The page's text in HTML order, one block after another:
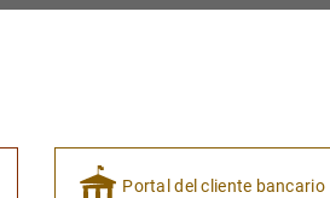
Portal del cliente bancario